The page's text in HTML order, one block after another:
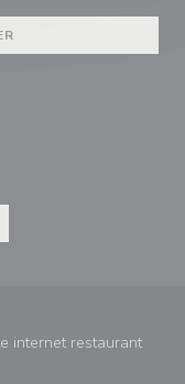
((ouvre une nouvelle
internet restaurant
une nouvelle